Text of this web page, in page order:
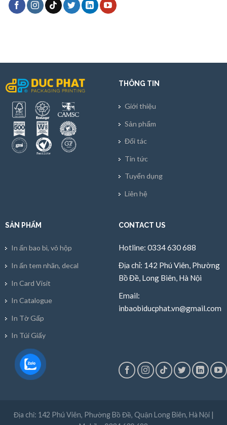
THÔNG TIN
Giới thiệu
Sản phẩm
Đối tác
Tin tức
Tuyển dụng
Liên hệ
SẢN PHẨM
In ấn bao bì, vỏ hộp
In ấn tem nhãn, decal
In Card Visit
In Catalogue
In Tờ Gấp
In Túi Giấy
CONTACT US
Hotline: 0334 630 688
Địa chỉ: 142 Phú Viên, Phường
Bồ Đề, Long Biên, Hà Nội
Email:
inbaobiducphat.vn@gmail.com
Địa chỉ: 142 Phú Viên, Phường Bồ Đề, Quận Long Biên, Hà Nội |